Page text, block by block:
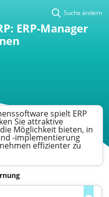
Suche ändern
ERP-Manager
spielt ERP
Sie attraktive
Möglichkeit bieten, in
-implementierung
effizienter zu